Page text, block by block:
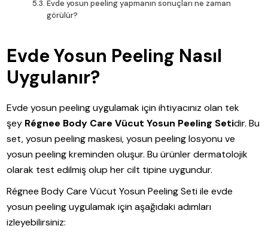
Evde yosun peeling yapmanın sonuçları ne zaman
görülür?
Evde Yosun Peeling Nasıl
Uygulanır?
Evde yosun peeling uygulamak için ihtiyacınız olan tek
şey Régnee Body Care Vücut Yosun Peeling Setidir. Bu
set, yosun peeling maskesi, yosun peeling losyonu ve
yosun peeling kreminden oluşur. Bu ürünler dermatolojik
olarak test edilmiş olup her cilt tipine uygundur.
Régnee Body Care Vücut Yosun Peeling Seti ile evde
yosun peeling uygulamak için aşağıdaki adımları
izleyebilirsiniz: